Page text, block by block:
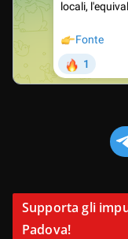
Supporta gli
Padova!